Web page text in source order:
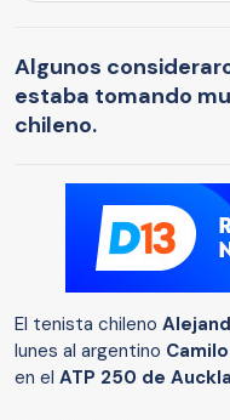
Algunos
estaba tomando
chileno.
El tenista chileno
lunes al argentino
en el ATP 250 de